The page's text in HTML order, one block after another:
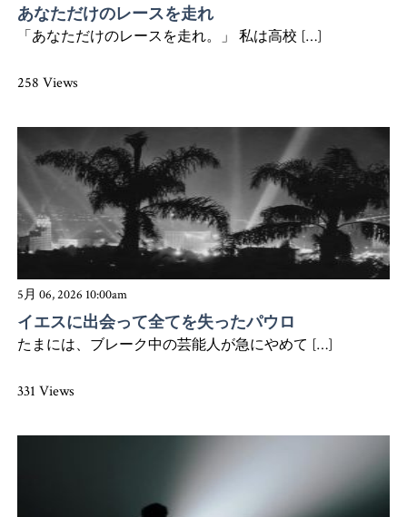
あなただけのレースを走れ
「あなただけのレースを走れ。」 私は高校 […]
258 Views
5月 06, 2026 10:00am
イエスに出会って全てを失ったパウロ
たまには、ブレーク中の芸能人が急にやめて […]
331 Views